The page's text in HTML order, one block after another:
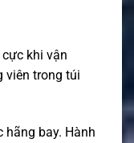
khi vận
viên trong túi
hãng bay. Hành